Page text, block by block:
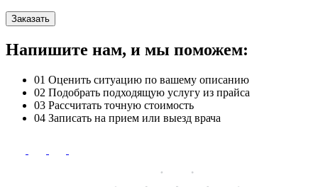
Заказать
Напишите нам, и мы поможем:
01 Оценить ситуацию по вашему описанию
02 Подобрать подходящую услугу из прайса
03 Рассчитать точную стоимость
04 Записать на прием или выезд врача